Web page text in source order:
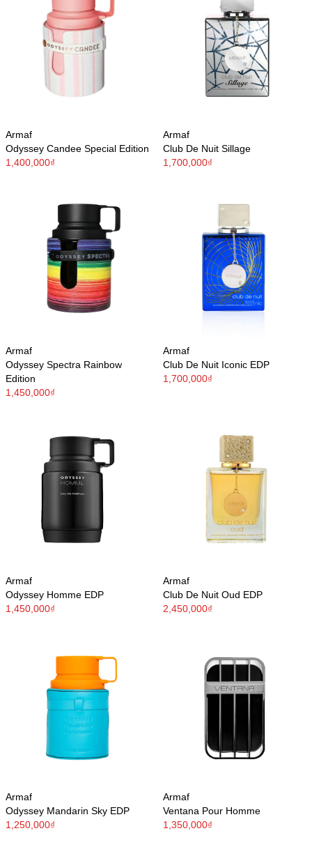
Armaf
Odyssey Candee Special Edition
1,400,000₫
Armaf
Club De Nuit Sillage
1,700,000₫
Armaf
Odyssey Spectra Rainbow
Edition
1,450,000₫
Armaf
Club De Nuit Iconic EDP
1,700,000₫
Armaf
Odyssey Homme EDP
1,450,000₫
Armaf
Club De Nuit Oud EDP
2,450,000₫
Armaf
Odyssey Mandarin Sky EDP
1,250,000₫
Armaf
Ventana Pour Homme
1,350,000₫